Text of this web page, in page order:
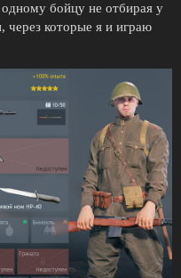
бойцу не отбирая у
через которые я и играю